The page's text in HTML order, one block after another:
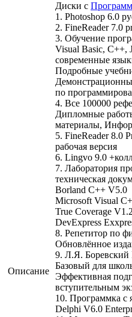
Описание
Диски с
1. Photoshop 6.0
2. FineReader 7.0
3. Обучение
Visual Basic, C++,
современные
Подробные
по
4. Все 100000
Дипломные
материалы,
5. FineReader 8.0
рабочая версия
6. Lingvo 9.0
7. Лаборатория
техническая
Borland C++ V5.0
Microsoft Visual
True Coverage
DevExpress
8. Репетитор по
Обновлённое
9. Л.Я.
Базовый для
Эффективная
вступительным
10. Программка с
Delphi V6.0